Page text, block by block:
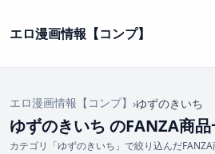
エロ漫画情報【コンプ】
エロ漫画情報【コンプ】 ›ゆずのきいち
ゆずのきいち のFANZA商
カテゴリ「ゆずのきいち」で絞り込んだFANZA